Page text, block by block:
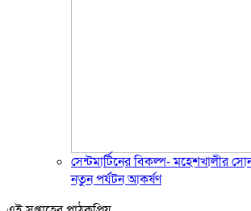
সেন্টমার্টিনের বিকল্প- মহেশখালীর
নতুন পর্যটন আকর্ষণ